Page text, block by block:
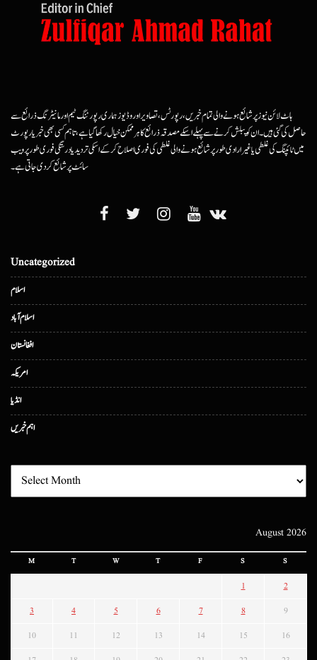
ہاٹ لائن نیوز پر شائع ہونے والی تمام خبریں، رپورٹس، تصاویر اور وڈیوز ہماری رپورٹنگ ٹیم اور مانیٹرنگ ذرائع سے
حاصل کی گئی ہیں۔ ان کو پبلش کرنے سے پہلے اسکے مصدقہ ذرائع کا ہرممکن خیال رکھا گیا ہے، تاہم کسی بھی خبر یا رپورٹ
میں ٹائپنگ کی غلطی یا غیرارادی طور پر شائع ہونے والی غلطی کی فوری اصلاح کرکے اسکی تردید یا درستگی فوری طور پر ویب
سائٹ پر شائع کردی جاتی ہے۔
Uncategorized
اسلام
اسلام آباد
افغانستان
امریکہ
انڈیا
اہم خبریں
August 2026
M T W T F S S
1 2
3 4 5 6 7 8 9
10 11 12 13 14 15 16